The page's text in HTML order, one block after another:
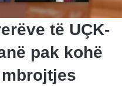
të UÇK-
pak kohë